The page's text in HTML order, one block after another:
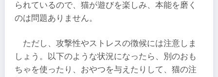
られているので、猫が遊びを楽しみ、本能を磨く
のは問題ありません。
ただし、攻撃性やストレスの徴候には注意しま
しょう。以下のような状況になったら、別のおも
ちゃを使ったり、おやつを与えたりして、猫の注